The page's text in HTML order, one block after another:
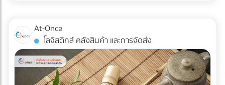
การตามแก้ปัญหา ในอุตสาหกรรมโลจิสติกส์ มีประโยคคลาสสิกที่
ว่า "ปัญหาหน้าด่านศุลกากร เป็นปัญหาที่จ่ายแพงที่สุด" การ
ทำงานร่วมกับ Freight Forwarder ที่มีประสบการณ์ ไม่ใช่แค่การ
จ้างคนมาเดินเอกสาร แต่คือการจ้าง "ที่ปรึกษาทางกฎหมายและผู้
บริหารความเสี่ยง" ให้กับซัพพลายเชนของคุณ พวกเขาจะทำ
จุลินทรีย์เริ่มต้น (Bioburden) ต่ำที่สุดเท่าที่จะทำได้ การผลิตชิ้น
ส่วนพลาสติกภายใน Cleanroom จะช่วยลดความเสี่ยงที่
แบคทีเรีย เชื้อรา หรือไวรัส จะเกาะติดลงบนผิวของพลาสติก ซึ่ง
ช่วยให้กระบวนการฆ่าเชื้อในขั้นตอนสุดท้ายมีประสิทธิภาพ
สมบูรณ์แบบ 100% 2. การป้องกันอนุภาคแปลกปลอม
อุตสาหกรรม การตัดสินใจด้วย "ราคาป้าย" เพียงอย่างเดียว
อาจนำมาซึ่ง "ต้นทุนแฝง (Hidden Costs)" มหาศาลที่กัดกินกำไร
ของบริษัทในระยะยาวโดยที่คุณไม่รู้ตัว 3 ต้นทุนแฝงสุดอันตราย
จากการใช้อะไหล่แอร์ที่ไม่ได้มาตรฐาน การประกอบเครื่องปรับ
อากาศหนึ่งเครื่องประกอบไปด้วยชิ้นส่วนกลไก (Mechanical
At-Once
โลจิสติกส์ คลังสินค้า และการจัดส่ง